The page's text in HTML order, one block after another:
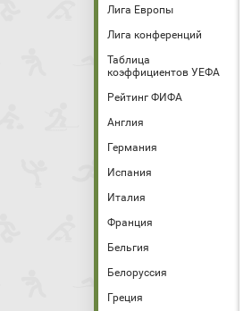
Лига Европы
Лига конференций
Таблица
коэффициентов УЕФА
Рейтинг ФИФА
Англия
Германия
Испания
Италия
Франция
Бельгия
Белоруссия
Греция